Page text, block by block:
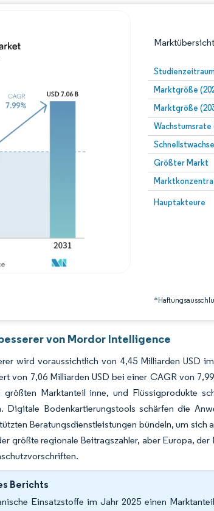
Marktübersicht
Marktgröße
Marktgröße
Wachstumsrate
Größter Markt
Hauptakteure
Bild © Mordor
Bild © Mordor Intelligence. Wiederverwendung erfordert
von Mordor Intelligence
wird voraussichtlich von 4,45 Milliarden USD
von 7,06 Milliarden USD bei einer CAGR von
größten Marktanteil inne, und Flüssigprodukte
Digitale Bodenkartierungstools schärfen die
Beratungsdienstleistungen bündeln, um sich
größte regionale Beitragszahler, aber Europa,
Berichts
Einsatzstoffe im Jahr 2025 einen